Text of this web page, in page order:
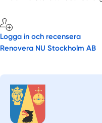
Logga in och recensera
Renovera NU Stockholm AB